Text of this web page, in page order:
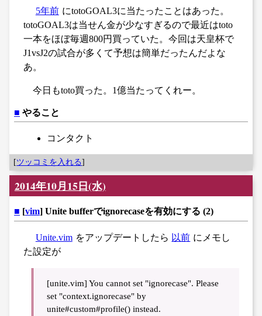
5年前 にtotoGOAL3に当たったことはあった。
totoGOAL3は当せん金が少なすぎるので最近はtoto
一本をほぼ毎週800円買っていた。今回は天皇杯で
J1vsJ2の試合が多くて予想は簡単だったんだよな
あ。
今日もtoto買った。1億当たってくれー。
■ やること
コンタクト
[ツッコミを入れる]
2014年10月15日(水)
■ [vim] Unite bufferでignorecaseを有効にする (2)
Unite.vim をアップデートしたら 以前 にメモし
た設定が
[unite.vim] You cannot set "ignorecase". Please
set "context.ignorecase" by
unite#custom#profile() instead.